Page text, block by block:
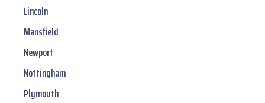
Lincoln
Mansfield
Newport
Nottingham
Plymouth